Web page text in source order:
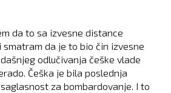
da to sa izvesne distance
smatram da je to bio čin izvesne
odlučivanja češke vlade
Češka je bila poslednja
za bombardovanje. I to